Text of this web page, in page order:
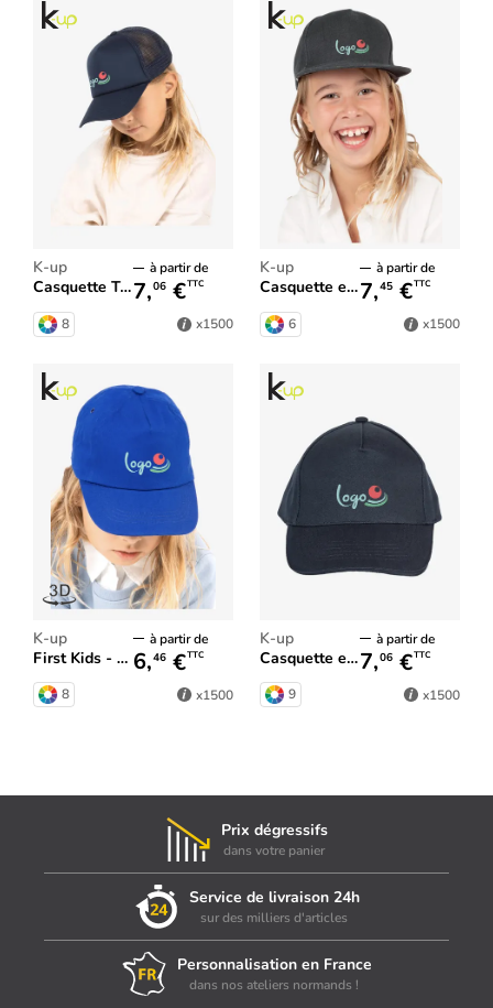
K-up
Casquette Trucker enfant - 5 panneaux
à partir de
7,06 €TTC
8 x1500
K-up
Casquette enfant Snapback - 5 panneaux
à partir de
7,45 €TTC
6 x1500
K-up
First Kids - Casquette enfant 5 panneaux
à partir de
6,46 €TTC
8 x1500
K-up
Casquette enfant avec sandwich contrasté - 5 panneaux
à partir de
7,06 €TTC
9 x1500
Prix dégressifs
dans votre panier
Service de livraison 24h
sur des milliers d'articles
Personnalisation en France
dans nos ateliers normands !